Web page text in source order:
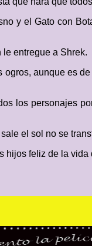
y el Gato con
entregue a Shrek.
aunque es
los personajes
el sol no se
hijos feliz de la